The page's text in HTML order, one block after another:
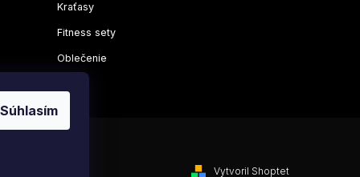
Súhlasím
Kraťasy
Fitness sety
Oblečenie
Vytvoril Shoptet